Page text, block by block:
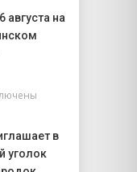
августа на
в
уголок